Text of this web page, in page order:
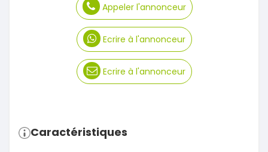
Appeler l'annonceur
Ecrire à l'annonceur
Ecrire à l'annonceur
Caractéristiques